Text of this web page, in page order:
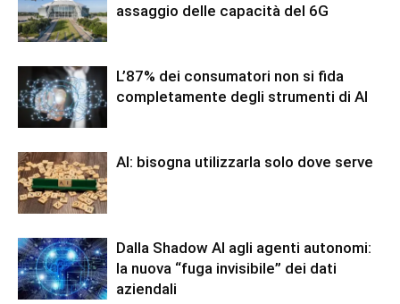
assaggio delle capacità del 6G
L’87% dei consumatori non si fida
completamente degli strumenti di AI
AI: bisogna utilizzarla solo dove serve
Dalla Shadow AI agli agenti autonomi:
la nuova “fuga invisibile” dei dati
aziendali